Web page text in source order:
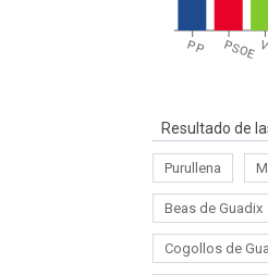
PP PSOE
Resultado de
Purullena
Beas de Guadix
Cogollos de